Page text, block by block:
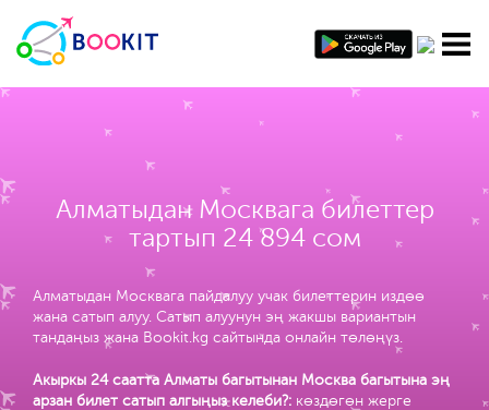
Алматыдан Москвага билеттер
тартып 24 894 сом
Алматыдан Москвага пайдалуу учак билеттерин издөө
жана сатып алуу. Сатып алуунун эң жакшы вариантын
тандаңыз жана Bookit.kg сайтында онлайн төлөңүз.
Акыркы 24 саатта Алматы багытынан Москва багытына эң
арзан билет сатып алгыңыз келеби?: көздөгөн жерге